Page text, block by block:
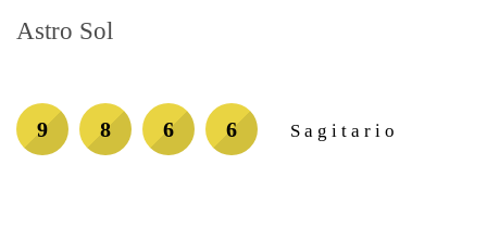
Astro Sol
9 8 6 6 Sagitario